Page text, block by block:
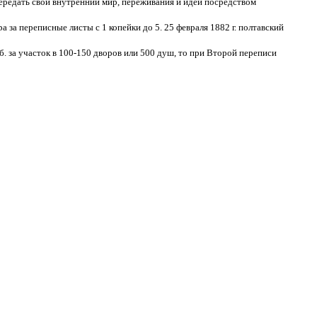
переписные листы с 1 копейки до 5. 25 февраля 1882 г. полтавский
за участок в 100-150 дворов или 500 душ, то при Второй переписи